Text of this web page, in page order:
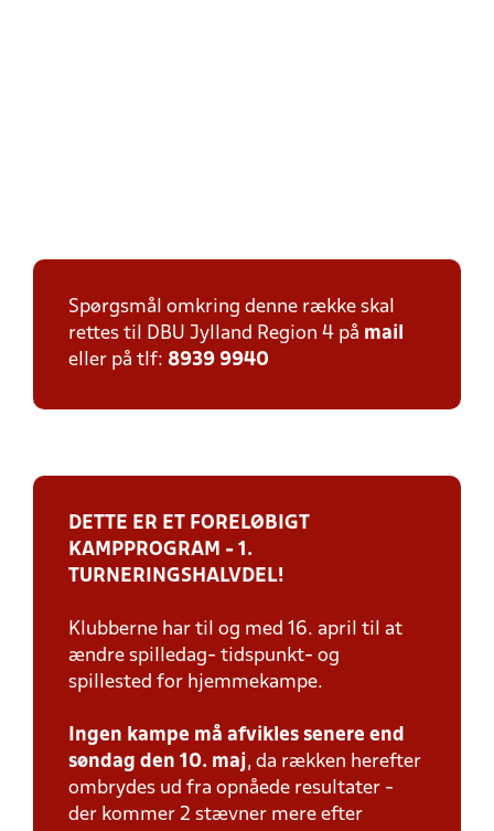
Spørgsmål omkring denne række skal
rettes til DBU Jylland Region 4 på mail
eller på tlf: 8939 9940
DETTE ER ET FORELØBIGT
KAMPPROGRAM - 1.
TURNERINGSHALVDEL!
Klubberne har til og med 16. april til at
ændre spilledag- tidspunkt- og
spillested for hjemmekampe.
Ingen kampe må afvikles senere end
søndag den 10. maj, da rækken herefter
ombrydes ud fra opnåede resultater -
der kommer 2 stævner mere efter